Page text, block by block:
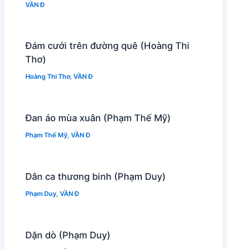
VẦN Đ
Đám cưới trên đường quê (Hoàng Thi
Thơ)
Hoàng Thi Thơ, VẦN Đ
Đan áo mùa xuân (Phạm Thế Mỹ)
Phạm Thế Mỹ, VẦN Đ
Dân ca thương binh (Phạm Duy)
Phạm Duy, VẦN Đ
Dặn dò (Phạm Duy)